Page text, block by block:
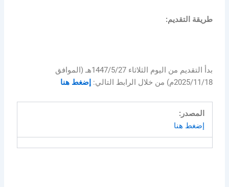
طريقة التقديم:
بدأ التقديم من اليوم الثلاثاء 1447/5/27هـ (الموافق
2025/11/18م) من خلال الرابط التالي:
إضغط هنا
المصدر:
إضغط هنا